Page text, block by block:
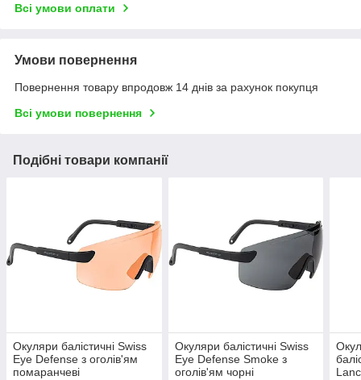
Всі умови оплати
Умови повернення
Повернення товару впродовж 14 днів за рахунок покупця
Всі умови повернення
Подібні товари компанії
Окуляри балістичні Swiss
Eye Defense з оголів'ям
помаранчеві
Окуляри балістичні Swiss
Eye Defense Smoke з
оголів'ям чорні